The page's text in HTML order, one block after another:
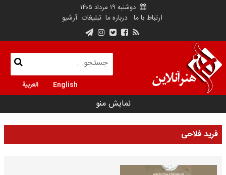
دوشنبه ۱۹ مرداد ۱۴۰۵
ارتباط با ما درباره ما تبلیغات آرشیو
English العربية
نمایش منو
فرید فلاحی